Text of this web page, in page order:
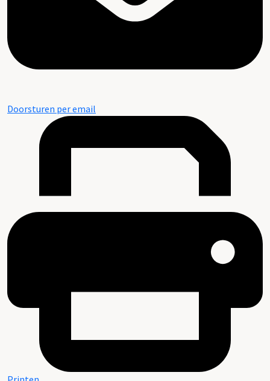
Doorsturen per email